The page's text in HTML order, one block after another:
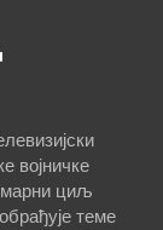
војничке
циљ
теме